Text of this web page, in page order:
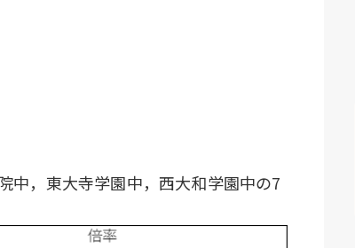
中，東大寺学園中，西大和学園中の7